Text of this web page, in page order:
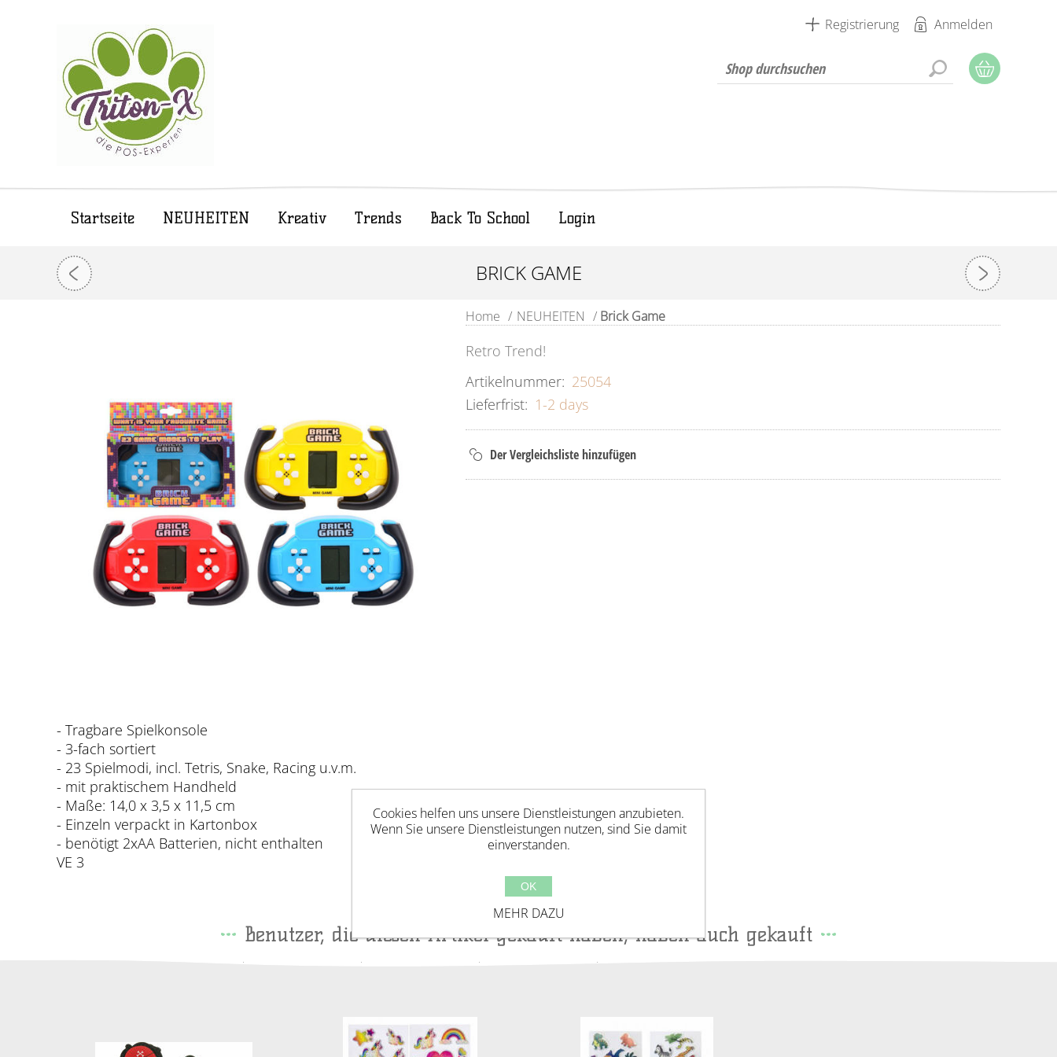
Registrierung Anmelden
Startseite NEUHEITEN Kreativ Trends Back To School Login
BRICK GAME
Home / NEUHEITEN / Brick Game
Retro Trend!
Artikelnummer: 25054
Lieferfrist: 1-2 days
- Tragbare Spielkonsole
- 3-fach sortiert
- 23 Spielmodi, incl. Tetris, Snake, Racing u.v.m.
- mit praktischem Handheld
- Maße: 14,0 x 3,5 x 11,5 cm
- Einzeln verpackt in Kartonbox
- benötigt 2xAA Batterien, nicht enthalten
VE 3
Benutzer, die diesen Artikel gekauft haben, haben auch gekauft
Cookies helfen uns unsere Dienstleistungen anzubieten.
Wenn Sie unsere Dienstleistungen nutzen, sind Sie damit
einverstanden.
OK
MEHR DAZU